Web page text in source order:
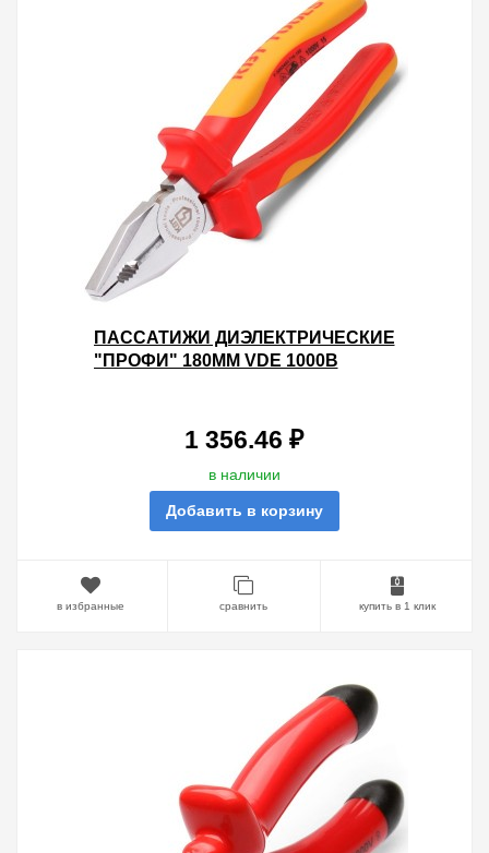
ПАССАТИЖИ ДИЭЛЕКТРИЧЕСКИЕ
"ПРОФИ" 180ММ VDE 1000В
1 356.46 ₽
в наличии
Добавить в корзину
в избранные сравнить купить в 1 клик